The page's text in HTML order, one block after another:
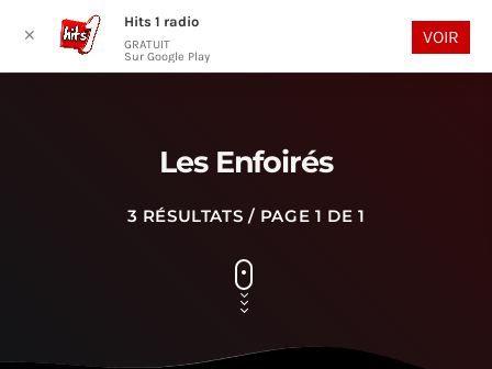
play_arrow
Les Enfoirés
3 RÉSULTATS / PAGE 1 DE 1
✕
Hits 1 radio
GRATUIT
Sur Google Play
VOIR